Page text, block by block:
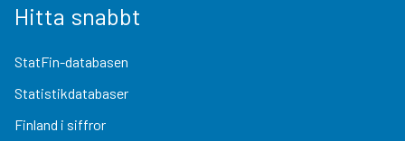
Hitta snabbt
StatFin-databasen
Statistikdatabaser
Finland i siffror